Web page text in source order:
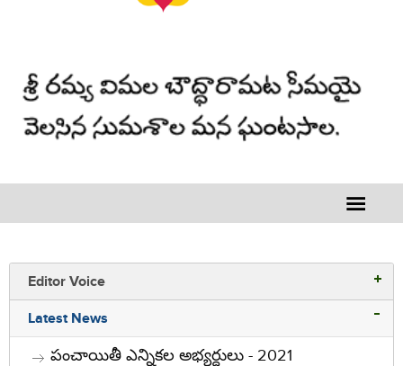
Editor Voice
Rajesh Vemuri
Editor Voice
Latest News
పంచాయితీ ఎన్నికల అభ్యర్ధులు - 2021